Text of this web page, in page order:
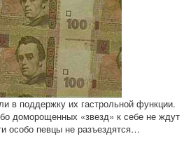
в поддержку их гастрольной функции.
доморощенных «звезд» к себе не ждут
особо певцы не разъездятся…